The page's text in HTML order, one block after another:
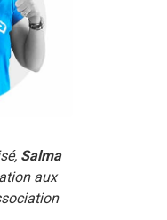
Salma
aux